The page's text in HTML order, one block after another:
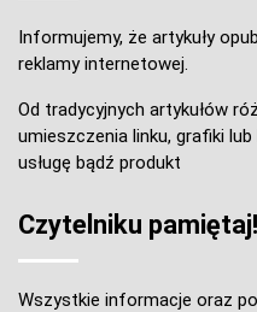
Informujemy, że artykuły
reklamy internetowej.
Od tradycyjnych artykułów
umieszczenia linku, grafiki
usługę bądź produkt
Czytelniku pamiętaj!
Wszystkie informacje oraz